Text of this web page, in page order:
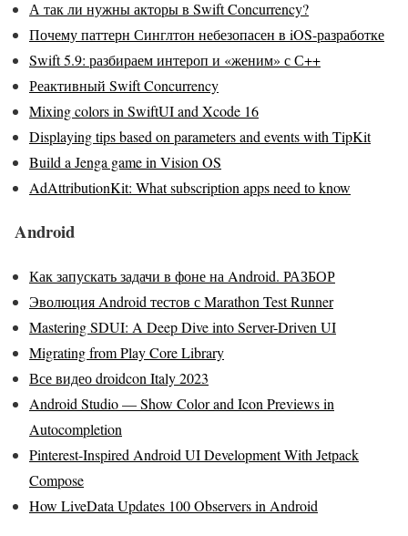
А так ли нужны акторы в Swift Concurrency?
Почему паттерн Синглтон небезопасен в iOS-разработке
Swift 5.9: разбираем интероп и «женим» с С++
Реактивный Swift Concurrency
Mixing colors in SwiftUI and Xcode 16
Displaying tips based on parameters and events with TipKit
Build a Jenga game in Vision OS
AdAttributionKit: What subscription apps need to know
Android
Как запускать задачи в фоне на Android. РАЗБОР
Эволюция Android тестов с Marathon Test Runner
Mastering SDUI: A Deep Dive into Server-Driven UI
Migrating from Play Core Library
Все видео droidcon Italy 2023
Android Studio — Show Color and Icon Previews in
Autocompletion
Pinterest-Inspired Android UI Development With Jetpack
Compose
How LiveData Updates 100 Observers in Android